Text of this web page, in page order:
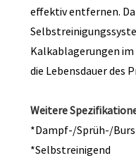
effektiv entfernen.
Kalkablagerungen
die Lebensdauer des
Weitere
*Dampf-/Sprüh-/
*Selbstreinigend